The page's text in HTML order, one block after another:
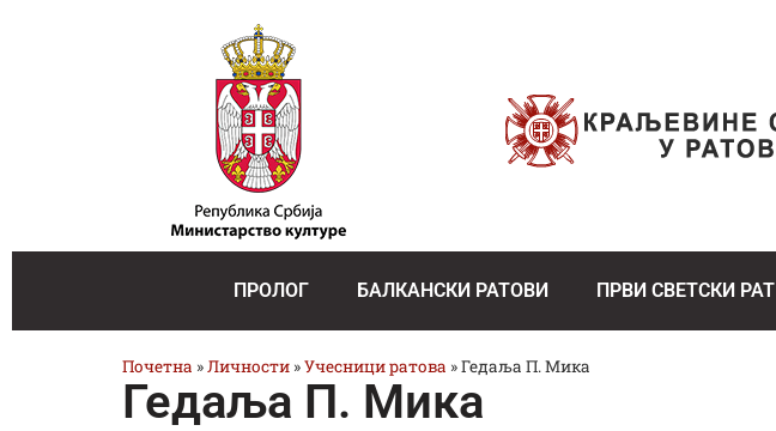
ПРОЛОГ БАЛКАНСКИ РАТОВИ ПРВИ СВЕТСКИ РАТ
Почетна »Личности »Учесници ратова »Гедаља П. Мика
Гедаља П. Мика